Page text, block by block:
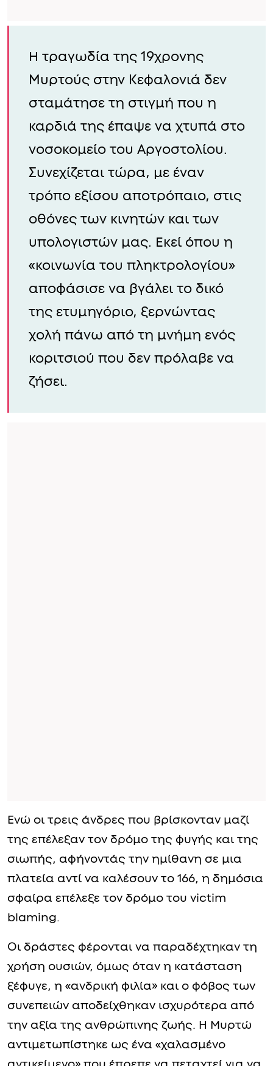
Η τραγωδία της 19χρονης
Μυρτούς στην Κεφαλονιά δεν
σταμάτησε τη στιγμή που η
καρδιά της έπαψε να χτυπά στο
νοσοκομείο του Αργοστολίου.
Συνεχίζεται τώρα, με έναν
τρόπο εξίσου αποτρόπαιο, στις
οθόνες των κινητών και των
υπολογιστών μας. Εκεί όπου η
«κοινωνία του πληκτρολογίου»
αποφάσισε να βγάλει το δικό
της ετυμηγόριο, ξερνώντας
χολή πάνω από τη μνήμη ενός
κοριτσιού που δεν πρόλαβε να
ζήσει.
Ενώ οι τρεις άνδρες που βρίσκονταν μαζί
της επέλεξαν τον δρόμο της φυγής και της
σιωπής, αφήνοντάς την ημίθανη σε μια
πλατεία αντί να καλέσουν το 166, η δημόσια
σφαίρα επέλεξε τον δρόμο του victim
blaming.
Οι δράστες φέρονται να παραδέχτηκαν τη
χρήση ουσιών, όμως όταν η κατάσταση
ξέφυγε, η «ανδρική φιλία» και ο φόβος των
συνεπειών αποδείχθηκαν ισχυρότερα από
την αξία της ανθρώπινης ζωής. Η Μυρτώ
αντιμετωπίστηκε ως ένα «χαλασμένο